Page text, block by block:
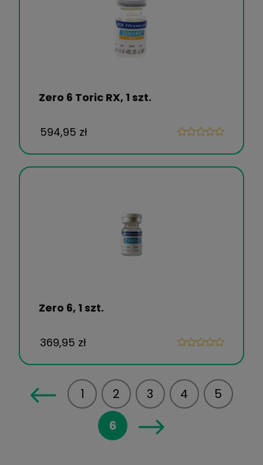
Zero 6 Toric RX, 1 szt.
594,95 zł
Zero 6, 1 szt.
369,95 zł
1 2 3 4
5
6